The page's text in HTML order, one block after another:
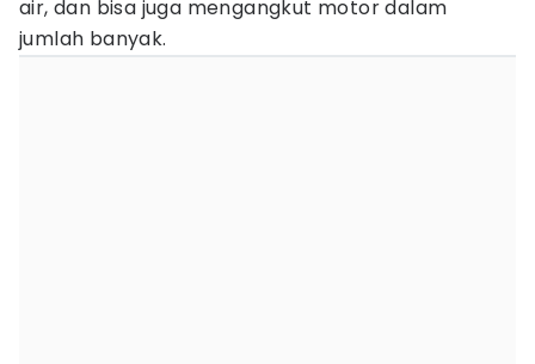
air, dan bisa juga mengangkut motor dalam
jumlah banyak.